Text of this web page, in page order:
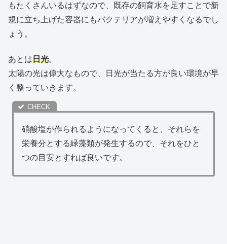
もたくさんいるはずなので、既存の飼育水を足すことで新
規に立ち上げた容器にもバクテリアが増えやすくなるでし
ょう。
あとは日光。
太陽の光は偉大なもので、日光が当たる方が良い環境が早
く整っていきます。
硝酸塩が作られるようになってくると、それらを
栄養分とする緑藻類が発生するので、それをひと
つの目安とすれば良いです。